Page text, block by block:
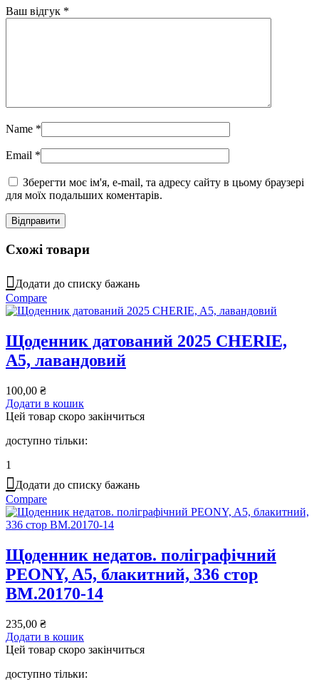
Ваш відгук *
Name *
Email *
Зберегти моє ім'я, e-mail, та адресу сайту в цьому браузері
для моїх подальших коментарів.
Схожі товари
Додати до списку бажань
Compare
Щоденник датований 2025 CHERIE,
A5, лавандовий
100,00 ₴
Додати в кошик
Цей товар скоро закінчиться
доступно тільки:
1
Додати до списку бажань
Compare
Щоденник недатов. поліграфічний
PEONY, A5, блакитний, 336 стор
BM.20170-14
235,00 ₴
Додати в кошик
Цей товар скоро закінчиться
доступно тільки: